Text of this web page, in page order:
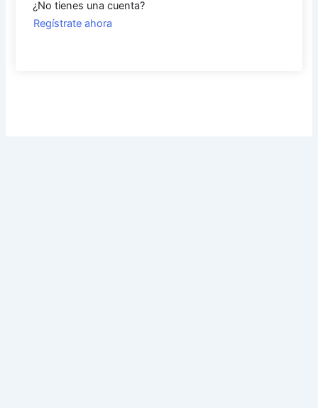
¿No tienes una cuenta?
Regístrate ahora